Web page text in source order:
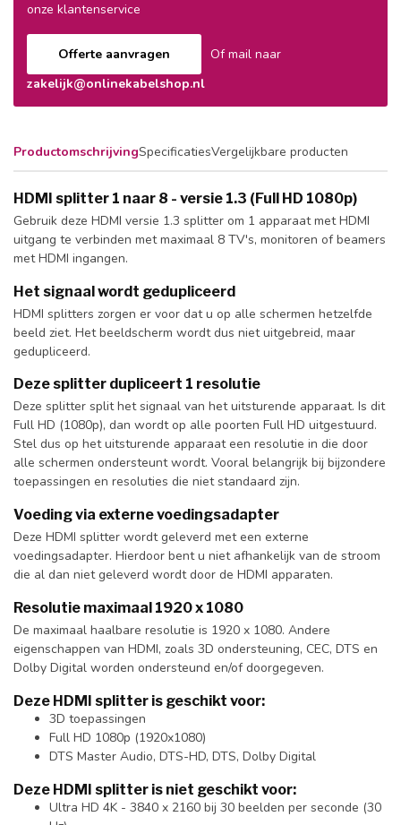
onze klantenservice
Offerte aanvragen
Of mail naar
zakelijk@onlinekabelshop.nl
ProductomschrijvingSpecificatiesVergelijkbare producten
HDMI splitter 1 naar 8 - versie 1.3 (Full HD 1080p)
Gebruik deze HDMI versie 1.3 splitter om 1 apparaat met HDMI
uitgang te verbinden met maximaal 8 TV's, monitoren of beamers
met HDMI ingangen.
Het signaal wordt gedupliceerd
HDMI splitters zorgen er voor dat u op alle schermen hetzelfde
beeld ziet. Het beeldscherm wordt dus niet uitgebreid, maar
gedupliceerd.
Deze splitter dupliceert 1 resolutie
Deze splitter split het signaal van het uitsturende apparaat. Is dit
Full HD (1080p), dan wordt op alle poorten Full HD uitgestuurd.
Stel dus op het uitsturende apparaat een resolutie in die door
alle schermen ondersteunt wordt. Vooral belangrijk bij bijzondere
toepassingen en resoluties die niet standaard zijn.
Voeding via externe voedingsadapter
Deze HDMI splitter wordt geleverd met een externe
voedingsadapter. Hierdoor bent u niet afhankelijk van de stroom
die al dan niet geleverd wordt door de HDMI apparaten.
Resolutie maximaal 1920 x 1080
De maximaal haalbare resolutie is 1920 x 1080. Andere
eigenschappen van HDMI, zoals 3D ondersteuning, CEC, DTS en
Dolby Digital worden ondersteund en/of doorgegeven.
Deze HDMI splitter is geschikt voor:
3D toepassingen
Full HD 1080p (1920x1080)
DTS Master Audio, DTS-HD, DTS, Dolby Digital
Deze HDMI splitter is niet geschikt voor:
Ultra HD 4K - 3840 x 2160 bij 30 beelden per seconde (30